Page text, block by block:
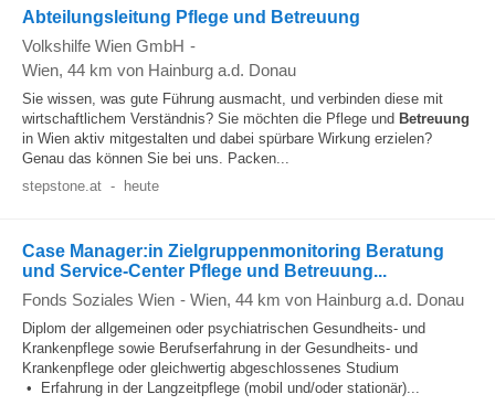
Abteilungsleitung Pflege und Betreuung
Volkshilfe Wien GmbH -
Wien, 44 km von Hainburg a.d. Donau
Sie wissen, was gute Führung ausmacht, und verbinden diese mit
wirtschaftlichem Verständnis? Sie möchten die Pflege und Betreuung
in Wien aktiv mitgestalten und dabei spürbare Wirkung erzielen?
Genau das können Sie bei uns. Packen...
stepstone.at - heute
Case Manager:in Zielgruppenmonitoring Beratung
und Service-Center Pflege und Betreuung...
Fonds Soziales Wien - Wien, 44 km von Hainburg a.d. Donau
Diplom der allgemeinen oder psychiatrischen Gesundheits- und
Krankenpflege sowie Berufserfahrung in der Gesundheits- und
Krankenpflege oder gleichwertig abgeschlossenes Studium
• Erfahrung in der Langzeitpflege (mobil und/oder stationär)...